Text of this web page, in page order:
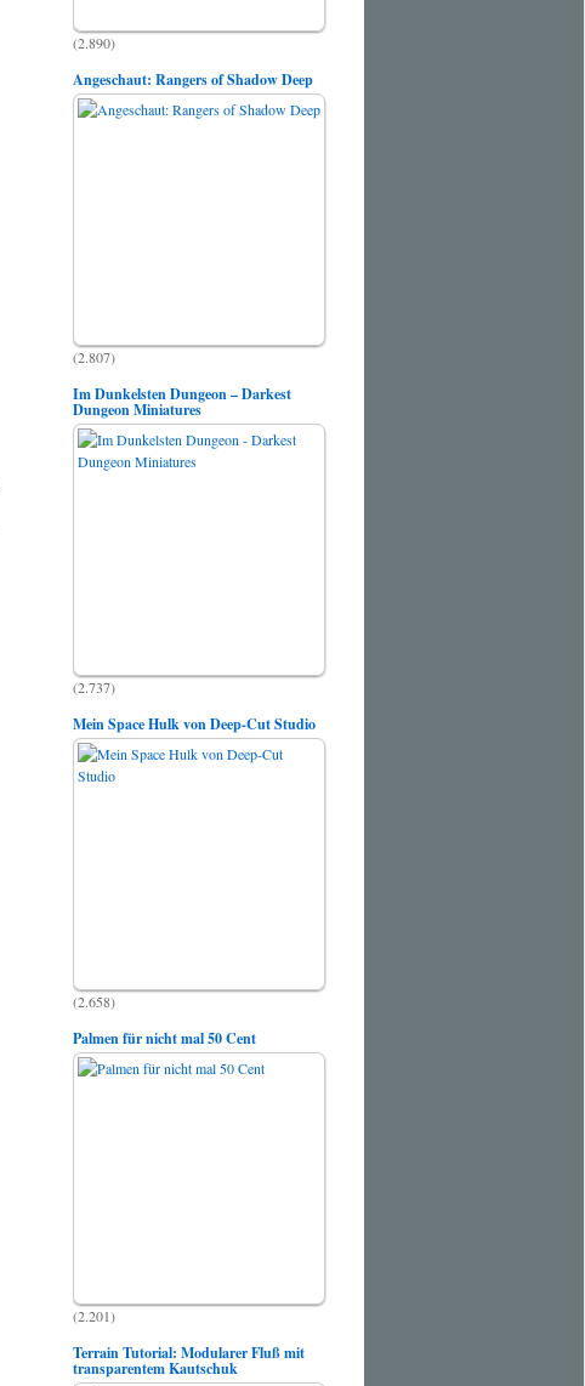
(2.890)
Angeschaut: Rangers of Shadow Deep
(2.807)
Im Dunkelsten Dungeon – Darkest
Dungeon Miniatures
(2.737)
Mein Space Hulk von Deep-Cut Studio
(2.658)
Palmen für nicht mal 50 Cent
(2.201)
Terrain Tutorial: Modularer Fluß mit
transparentem Kautschuk